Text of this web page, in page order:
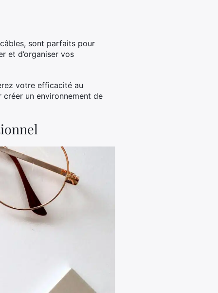
sont parfaits pour
et d’organiser vos
votre efficacité au
un environnement de